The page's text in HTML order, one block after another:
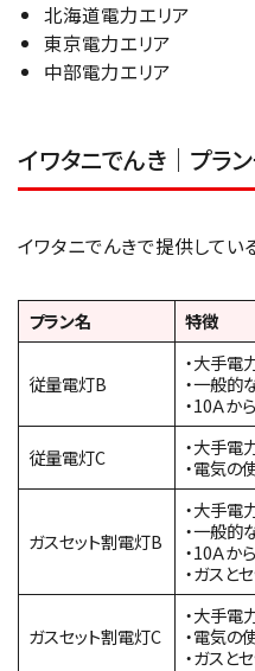
北海道電力エリア
東京電力エリア
中部電力エリア
イワタニでんき｜プラ
イワタニでんきで提供してい
プラン名 特徴
従量電灯B
・大手電
・一般的
・10Ａか
従量電灯C
・大手電
・電気の
ガスセット割電灯B
・大手電
・一般的
・10Ａか
・ガスと
ガスセット割電灯C
・大手電
・電気の
・ガスと